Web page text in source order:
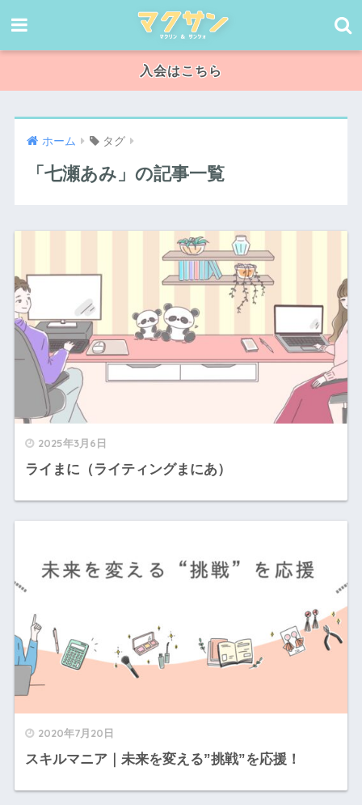
入会はこちら
ホーム タグ
「七瀬あみ」の記事一覧
2025年3月6日
ライまに（ライティングまにあ）
2020年7月20日
スキルマニア｜未来を変える”挑戦”を応援！